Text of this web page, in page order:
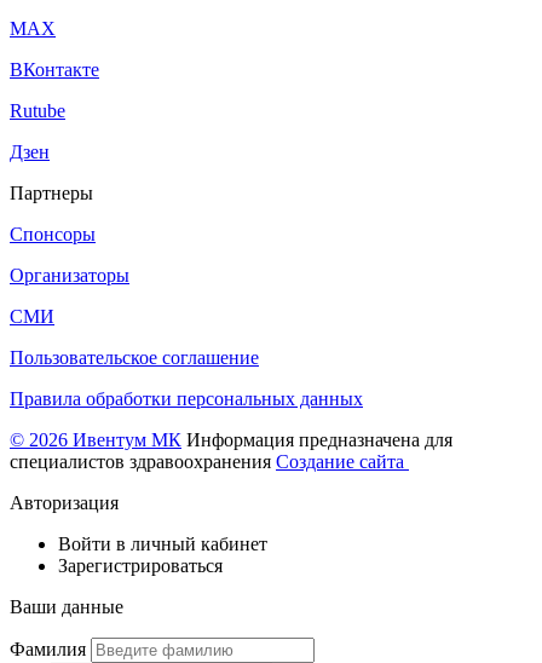
МАХ
ВКонтакте
Rutube
Дзен
Партнеры
Спонсоры
Организаторы
СМИ
Пользовательское соглашение
Правила обработки персональных данных
© 2026 Ивентум МК Информация предназначена для
специалистов здравоохранения Создание сайта
Авторизация
Войти в личный кабинет
Зарегистрироваться
Ваши данные
Фамилия